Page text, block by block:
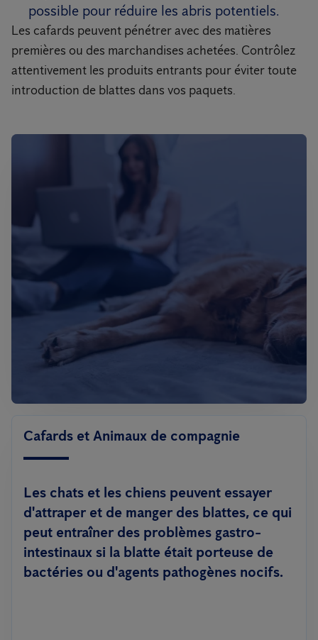
possible pour réduire les abris potentiels.
Les cafards peuvent pénétrer avec des matières
premières ou des marchandises achetées. Contrôlez
attentivement les produits entrants pour éviter toute
introduction de blattes dans vos paquets.
Cafards et Animaux de compagnie
Les chats et les chiens peuvent essayer
d'attraper et de manger des blattes, ce qui
peut entraîner des problèmes gastro-
intestinaux si la blatte était porteuse de
bactéries ou d'agents pathogènes nocifs.